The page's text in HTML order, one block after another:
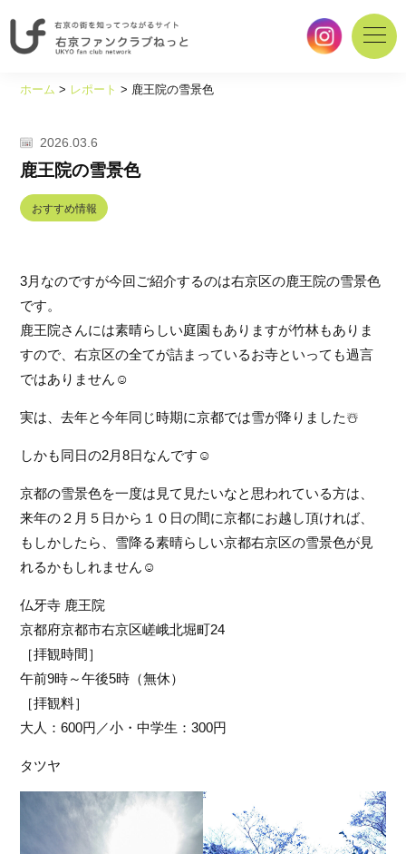
を
知
っ
て
る
サ
イ
右
フ
ン
ラ
ブ
ね
っ
ホーム > レポート > 鹿王院の雪景色
2026.03.6
鹿王院の雪景色
おすすめ情報
3月なのですが今回ご紹介するのは右京区の鹿王院の雪景色
です。
鹿王院さんには素晴らしい庭園もありますが竹林もありま
すので、右京区の全てが詰まっているお寺といっても過言
ではありません ☺
実は、去年と今年同じ時期に京都では雪が降りました☃
しかも同日の2月8日なんです ☺
京都の雪景色を一度は見て見たいなと思われている方は、
来年の２月５日から１０日の間に京都にお越し頂ければ、
もしかしたら、雪降る素晴らしい京都右京区の雪景色が見
れるかもしれません ☺
仏牙寺 鹿王院
京都府京都市右京区嵯峨北堀町24
［拝観時間］
午前9時～午後5時（無休）
［拝観料］
大人：600円／小・中学生：300円
タツヤ